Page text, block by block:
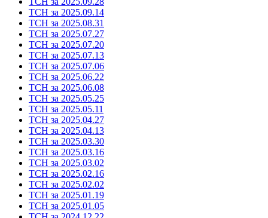
ТСН за 2025.09.14
ТСН за 2025.08.31
ТСН за 2025.07.27
ТСН за 2025.07.20
ТСН за 2025.07.13
ТСН за 2025.07.06
ТСН за 2025.06.22
ТСН за 2025.06.08
ТСН за 2025.05.25
ТСН за 2025.05.11
ТСН за 2025.04.27
ТСН за 2025.04.13
ТСН за 2025.03.30
ТСН за 2025.03.16
ТСН за 2025.03.02
ТСН за 2025.02.16
ТСН за 2025.02.02
ТСН за 2025.01.19
ТСН за 2025.01.05